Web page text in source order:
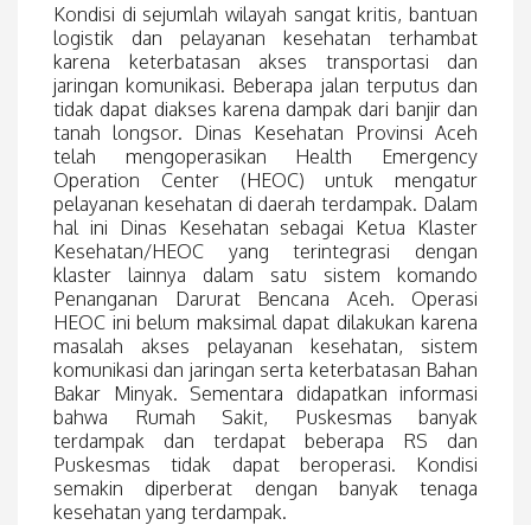
Kondisi di sejumlah wilayah sangat kritis, bantuan
logistik dan pelayanan kesehatan terhambat
karena keterbatasan akses transportasi dan
jaringan komunikasi. Beberapa jalan terputus dan
tidak dapat diakses karena dampak dari banjir dan
tanah longsor. Dinas Kesehatan Provinsi Aceh
telah mengoperasikan Health Emergency
Operation Center (HEOC) untuk mengatur
pelayanan kesehatan di daerah terdampak. Dalam
hal ini Dinas Kesehatan sebagai Ketua Klaster
Kesehatan/HEOC yang terintegrasi dengan
klaster lainnya dalam satu sistem komando
Penanganan Darurat Bencana Aceh. Operasi
HEOC ini belum maksimal dapat dilakukan karena
masalah akses pelayanan kesehatan, sistem
komunikasi dan jaringan serta keterbatasan Bahan
Bakar Minyak. Sementara didapatkan informasi
bahwa Rumah Sakit, Puskesmas banyak
terdampak dan terdapat beberapa RS dan
Puskesmas tidak dapat beroperasi. Kondisi
semakin diperberat dengan banyak tenaga
kesehatan yang terdampak.